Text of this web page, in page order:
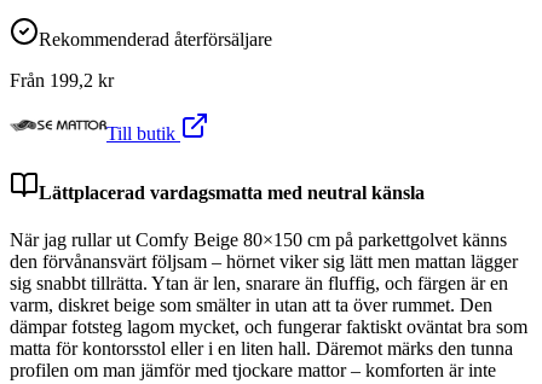
Rekommenderad återförsäljare
Från 199,2 kr
Till butik
Lättplacerad vardagsmatta med neutral känsla
När jag rullar ut Comfy Beige 80×150 cm på parkettgolvet känns
den förvånansvärt följsam – hörnet viker sig lätt men mattan lägger
sig snabbt tillrätta. Ytan är len, snarare än fluffig, och färgen är en
varm, diskret beige som smälter in utan att ta över rummet. Den
dämpar fotsteg lagom mycket, och fungerar faktiskt oväntat bra som
matta för kontorsstol eller i en liten hall. Däremot märks den tunna
profilen om man jämför med tjockare mattor – komforten är inte